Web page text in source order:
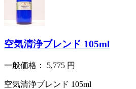
空気清浄ブレンド 105ml
一般価格： 5,775 円
空気清浄ブレンド 105ml